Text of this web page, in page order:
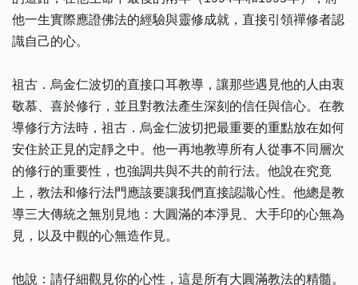
他一生實際應證佛法的經驗與靈修成就，直接引領禪修者認
識自己的心。
祖古．烏金仁波切的直接口耳教導，讓那些遇見他的人由衷
敬慕、喜於修行，並且對教法產生深刻的信任與信心。在教
導修行方法時，祖古．烏金仁波切把最重要的重點放在如何
安住於正見的定靜之中。他一再地教導所有人從事不同層次
的修行的重要性，也強調共與不共的前行法。他說在究竟
上，教法和修行法門應該要讓我們直接認識心性。他總是教
導三大傳統之無別見地：大圓滿的本淨見、大手印的心無為
見，以及中觀的心無造作見。
他說：請仔細觀見你的心性，這是所有大圓滿教法的精髓。